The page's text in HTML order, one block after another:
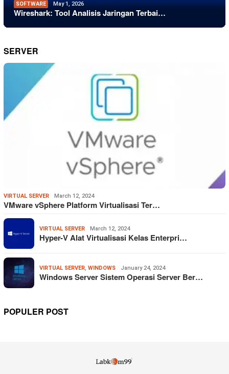
SOFTWARE May 1, 2026
Wireshark: Tool Analisis Jaringan Terbai…
SERVER
VIRTUAL SERVER March 12, 2024
VMware vSphere Platform Virtualisasi Ter…
VIRTUAL SERVER March 12, 2024
Hyper-V Alat Virtualisasi Kelas Enterpri…
VIRTUAL SERVER, WINDOWS January 24, 2024
Windows Server Sistem Operasi Server Ber…
POPULER POST